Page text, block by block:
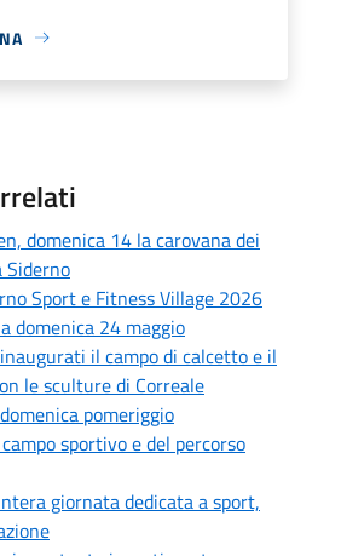
domenica 14 la carovana dei
Sport e Fitness Village 2026
domenica 24 maggio
il campo di calcetto e il
le sculture di Correale
pomeriggio
sportivo e del percorso
giornata dedicata a sport,